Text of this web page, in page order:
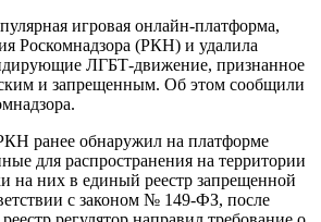
игровая онлайн-платформа,
Роскомнадзора (РКН) и удалила
ЛГБТ-движение, признанное
и запрещенным. Об этом сообщили
ранее обнаружил на платформе
для распространения на территории
на них в единый реестр запрещенной
с законом № 149-ФЗ, после